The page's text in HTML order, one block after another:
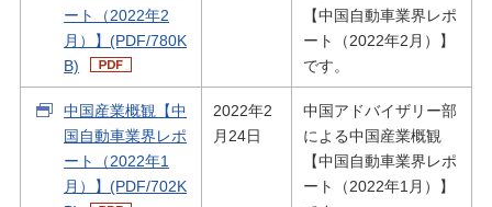
ート（2022年2
月）】(PDF/780K
B)
【中国自動車業界レポ
ート（2022年2月）】
です。
中国産業概観【中
国自動車業界レポ
ート（2022年1
月）】(PDF/702K
2022年2
月24日
中国アドバイザリー部
による中国産業概観
【中国自動車業界レポ
ート（2022年1月）】